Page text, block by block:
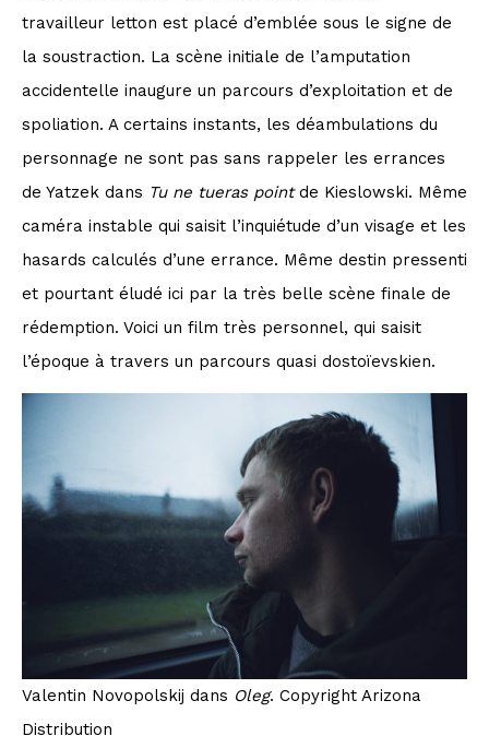
travailleur letton est placé d’emblée sous le signe de
la soustraction. La scène initiale de l’amputation
accidentelle inaugure un parcours d’exploitation et de
spoliation. A certains instants, les déambulations du
personnage ne sont pas sans rappeler les errances
de Yatzek dans Tu ne tueras pointde Kieslowski. Même
caméra instable qui saisit l’inquiétude d’un visage et les
hasards calculés d’une errance. Même destin pressenti
et pourtant éludé ici par la très belle scène finale de
rédemption. Voici un film très personnel, qui saisit
l’époque à travers un parcours quasi dostoïevskien.
Valentin Novopolskij dans Oleg. Copyright Arizona
Distribution